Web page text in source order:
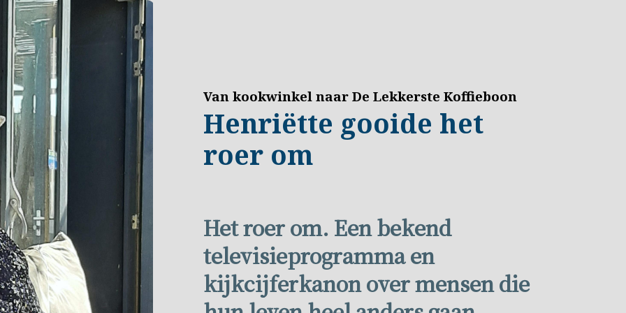
Van kookwinkel naar De Lekkerste Koffieboon
Henriëtte gooide het
roer om
Het roer om. Een bekend
televisieprogramma en
kijkcijferkanon over mensen die